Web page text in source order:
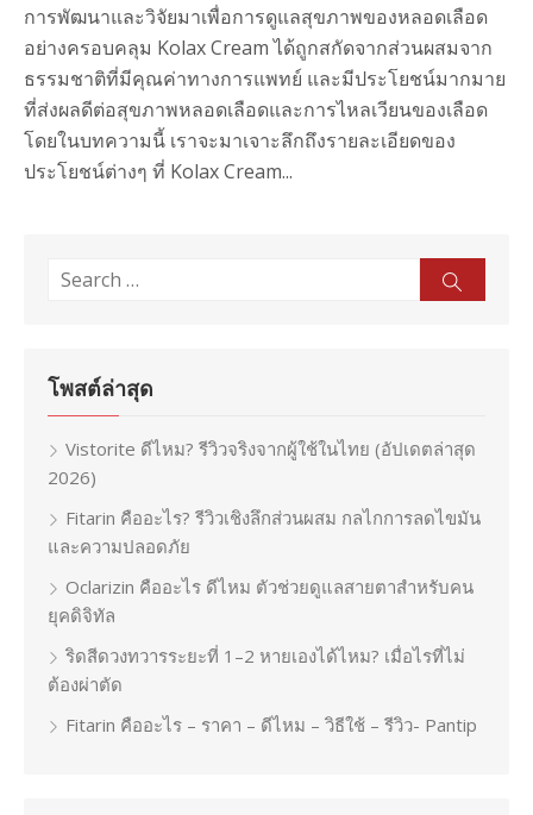
การพัฒนาและวิจัยมาเพื่อการดูแลสุขภาพของหลอดเลือด
อย่างครอบคลุม Kolax Cream ได้ถูกสกัดจากส่วนผสมจาก
ธรรมชาติที่มีคุณค่าทางการแพทย์ และมีประโยชน์มากมาย
ที่ส่งผลดีต่อสุขภาพหลอดเลือดและการไหลเวียนของเลือด
โดยในบทความนี้ เราจะมาเจาะลึกถึงรายละเอียดของ
ประโยชน์ต่างๆ ที่ Kolax Cream...
Search
โพสต์ล่าสุด
Vistorite ดีไหม? รีวิวจริงจากผู้ใช้ในไทย (อัปเดตล่าสุด
2026)
Fitarin คืออะไร? รีวิวเชิงลึกส่วนผสม กลไกการลดไขมัน
และความปลอดภัย
Oclarizin คืออะไร ดีไหม ตัวช่วยดูแลสายตาสำหรับคน
ยุคดิจิทัล
ริดสีดวงทวารระยะที่ 1–2 หายเองได้ไหม? เมื่อไรที่ไม่
ต้องผ่าตัด
Fitarin คืออะไร – ราคา – ดีไหม – วิธีใช้ – รีวิว- Pantip